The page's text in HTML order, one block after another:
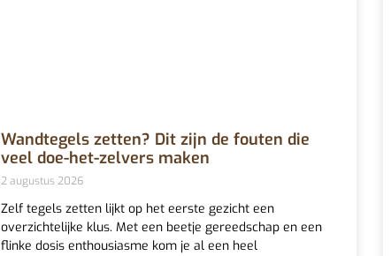
Wandtegels zetten? Dit zijn de fouten die
veel doe-het-zelvers maken
2 augustus 2026
Zelf tegels zetten lijkt op het eerste gezicht een
overzichtelijke klus. Met een beetje gereedschap en een
flinke dosis enthousiasme kom je al een heel